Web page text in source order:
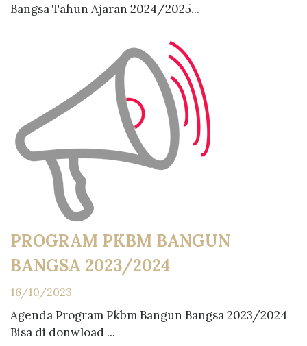
Bangsa Tahun Ajaran 2024/2025...
PROGRAM PKBM BANGUN
BANGSA 2023/2024
16/10/2023
Agenda Program Pkbm Bangun Bangsa 2023/2024
Bisa di donwload ...